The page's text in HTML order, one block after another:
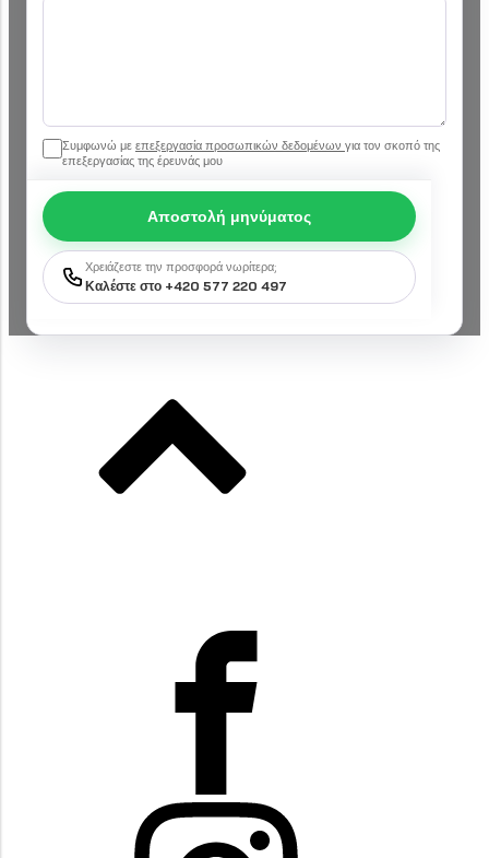
Συμφωνώ με επεξεργασία προσωπικών δεδομένων για τον σκοπό της
επεξεργασίας της έρευνάς μου
Αποστολή μηνύματος
Χρειάζεστε την προσφορά νωρίτερα;
Καλέστε στο +420 577 220 497